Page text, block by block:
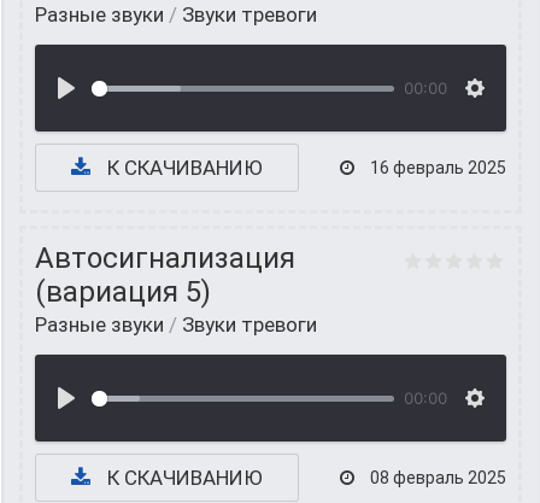
Разные звуки / Звуки тревоги
00:00
К СКАЧИВАНИЮ 16 февраль 2025
Автосигнализация
(вариация 5)
Разные звуки / Звуки тревоги
00:00
К СКАЧИВАНИЮ 08 февраль 2025